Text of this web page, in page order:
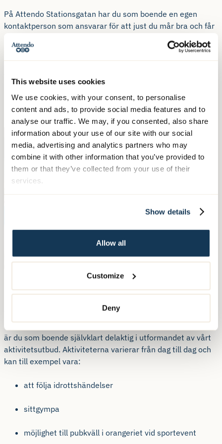
This website uses cookies
We use cookies, with your consent, to personalise
content and ads, to provide social media features and to
analyse our traffic. We may, if you consented, also share
information about your use of our site with our social
media, advertising and analytics partners who may
combine it with other information that you’ve provided to
them or that they’ve collected from your use of their
services.
Show details
Allow all
Customize
Deny
På Attendo Stationsgatan har du som boende en egen
kontaktperson som ansvarar för att just du mår bra och får
den hjälp du behöver såsom dusch, toalettbesök eller
städning. Kontaktpersonen kan även underlätta vid kontakt
boendes hälsosituation i samråd med läkare.
Stort aktivitetsutbud
Vår strävan är att skapa meningsfulla och trevliga dagar
utifrån varje boendes unika förmåga och önskan och därför
är du som boende självklart delaktig i utformandet av vårt
aktivitetsutbud. Aktiviteterna varierar från dag till dag och
kan till exempel vara:
att följa idrottshändelser
sittgympa
möjlighet till pubkväll i orangeriet vid sportevent